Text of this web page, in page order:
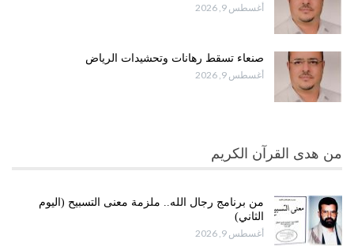
أغسطس 9, 2026
صنعاء تسقط رهانات وتحشيدات الرياض
أغسطس 9, 2026
من هدى القرآن الكريم
من برنامج رجال الله.. ملزمة معنى التسبيح (اليوم
الثاني)
أغسطس 9, 2026